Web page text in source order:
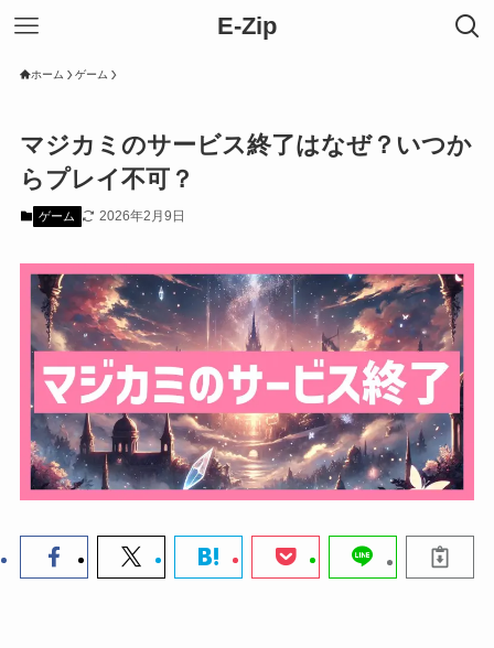
E-Zip
ホーム ゲーム
マジカミのサービス終了はなぜ？いつか
らプレイ不可？
ゲーム 2026年2月9日